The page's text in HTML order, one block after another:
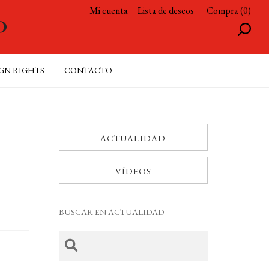
Mi cuenta Lista de deseos Compra (0)
RIGHTS CONTACTO
ACTUALIDAD
VÍDEOS
BUSCAR EN ACTUALIDAD